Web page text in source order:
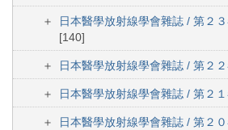
日本醫學放射線學會雜誌 / 第２
[140]
日本醫學放射線學會雜誌 / 第２
日本醫學放射線學會雜誌 / 第２
日本醫學放射線學會雜誌 / 第２